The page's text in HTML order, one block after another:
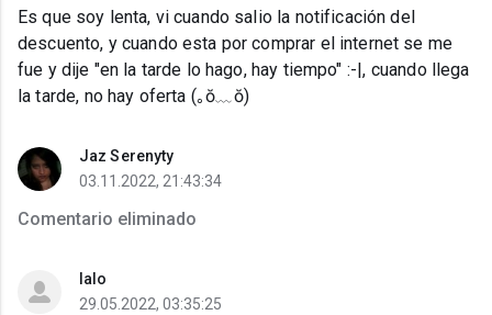
Es que soy lenta, vi cuando salio la notificación del
descuento, y cuando esta por comprar el internet se me
fue y dije "en la tarde lo hago, hay tiempo" :⁠-⁠|, cuando llega
la tarde, no hay oferta (⁠｡⁠ŏ⁠﹏⁠ŏ⁠)
Jaz Serenyty
03.11.2022, 21:43:34
Comentario eliminado
lalo
29.05.2022, 03:35:25